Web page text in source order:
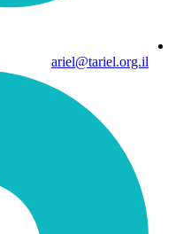
ariel@tariel.org.il